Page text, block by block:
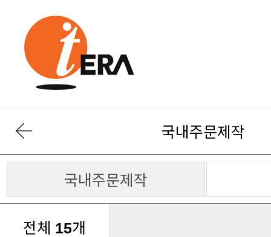
국내주문제작
국내주문제작
전체 15개